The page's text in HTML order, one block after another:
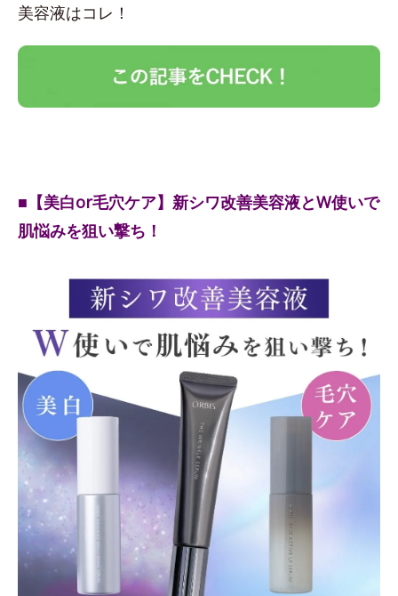
美容液はコレ！
■【美白or毛穴ケア】新シワ改善美容液とW使いで
肌悩みを狙い撃ち！